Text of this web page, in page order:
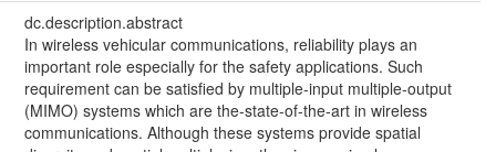
dc.description.abstract
In wireless vehicular communications, reliability plays an
important role especially for the safety applications. Such
requirement can be satisfied by multiple-input multiple-output
(MIMO) systems which are the-state-of-the-art in wireless
communications. Although these systems provide spatial